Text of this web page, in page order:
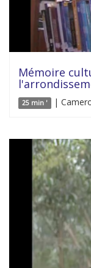
Mémoire
25 min ' |